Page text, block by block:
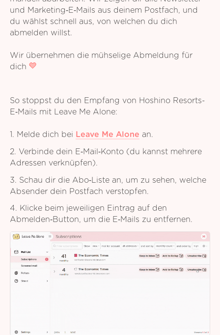
und Marketing‑E‑Mails aus deinem Postfach, und
du wählst schnell aus, von welchen du dich
abmelden willst.
Wir übernehmen die mühselige Abmeldung für
dich
So stoppst du den Empfang von Hoshino Resorts-
E‑Mails mit Leave Me Alone:
1. Melde dich bei Leave Me Alone an.
2. Verbinde dein E‑Mail‑Konto (du kannst mehrere
Adressen verknüpfen).
3. Schau dir die Abo‑Liste an, um zu sehen, welche
Absender dein Postfach verstopfen.
4. Klicke beim jeweiligen Eintrag auf den
Abmelden‑Button, um die E‑Mails zu entfernen.